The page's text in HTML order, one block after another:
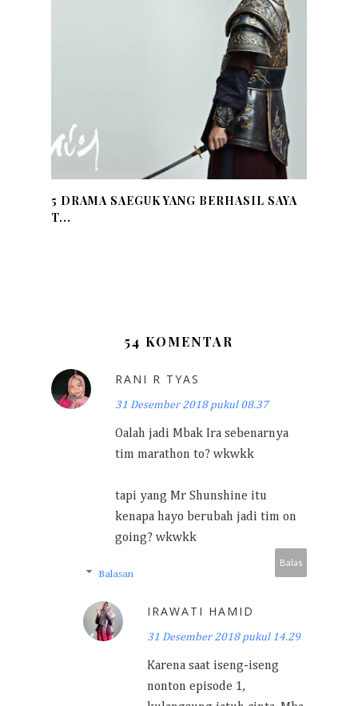
5 DRAMA SAEGUK YANG BERHASIL SAYA
T...
54 KOMENTAR
RANI R TYAS
31 Desember 2018 pukul 08.37
Oalah jadi Mbak Ira sebenarnya
tim marathon to? wkwkk
tapi yang Mr Shunshine itu
kenapa hayo berubah jadi tim on
going? wkwkk
Balas
Balasan
IRAWATI HAMID
31 Desember 2018 pukul 14.29
Karena saat iseng-iseng
nonton episode 1,